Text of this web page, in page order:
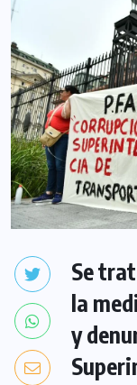
Se
la
y